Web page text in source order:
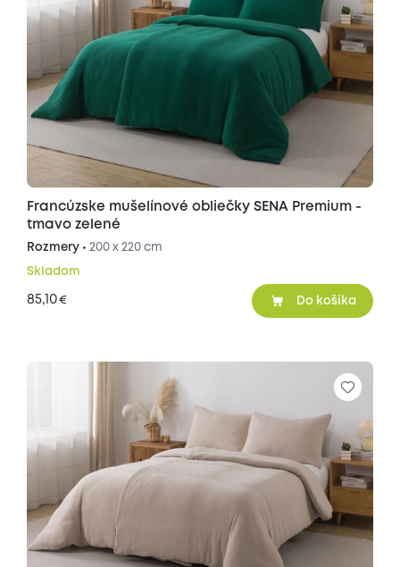
Francúzske mušelínové obliečky SENA Premium -
tmavo zelené
Rozmery • 200 x 220 cm
Skladom
85,10€ Do košíka